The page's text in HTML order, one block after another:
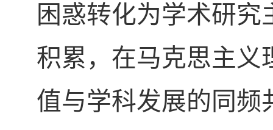
困惑转化为学术研究
积累，在马克思主义
值与学科发展的同频